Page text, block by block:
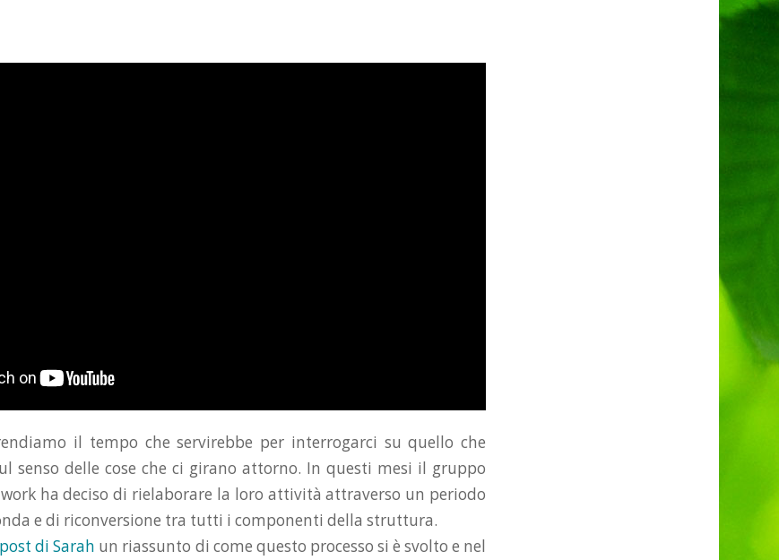
il tempo che servirebbe per interrogarci su quello che
senso delle cose che ci girano attorno. In questi mesi il gruppo
ha deciso di rielaborare la loro attività attraverso un periodo
e di riconversione tra tutti i componenti della struttura.
di Sarah un riassunto di come questo processo si è svolto e nel